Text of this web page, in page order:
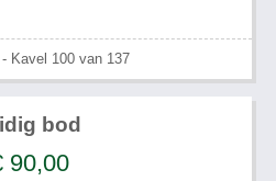
- Kavel 100 van 137
bod
90,00